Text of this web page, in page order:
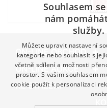
ON-LINE OBCHOD
ON-LINE AUKCE
KE STAŽENÍ
Souhlasem
nám
služby.
Můžete upravit nastavení
kategorie nebo souhlasit s
včetně sdílení a možnosti
prostor. S vašim souhlasem
cookie použít k personalizaci